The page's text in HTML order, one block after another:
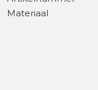
Materiaal